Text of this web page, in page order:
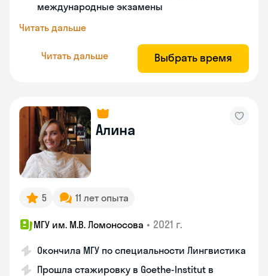
международные экзамены
Читать дальше
Читать дальше Выбрать время
Алина
5 11 лет опыта
МГУ им. М.В. Ломоносова • 2021 г.
Окончила МГУ по специальности Лингвистика
Прошла стажировку в Goethe-Institut в